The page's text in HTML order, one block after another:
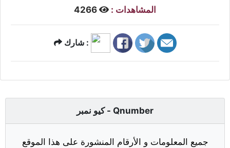
المشاهدات :
شارك :
كيو نمبر - Qnumber
جميع المعلومات و الأرقام المنشورة على هذا الموقع